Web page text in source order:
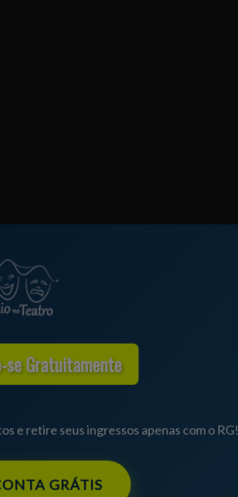
se Gratuitamente
e retire seus ingressos apenas com o RG!
GRÁTIS